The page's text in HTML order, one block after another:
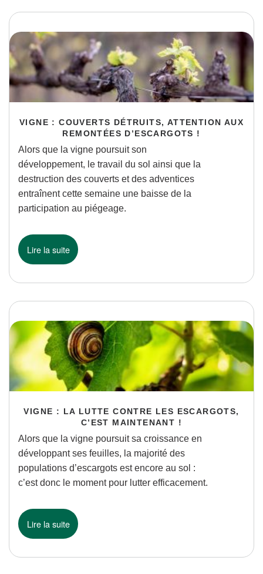
VIGNE : COUVERTS DÉTRUITS, ATTENTION AUX
REMONTÉES D’ESCARGOTS !
Alors que la vigne poursuit son
développement, le travail du sol ainsi que la
destruction des couverts et des adventices
entraînent cette semaine une baisse de la
participation au piégeage.
Lire la suite
VIGNE : LA LUTTE CONTRE LES ESCARGOTS,
C’EST MAINTENANT !
Alors que la vigne poursuit sa croissance en
développant ses feuilles, la majorité des
populations d’escargots est encore au sol :
c’est donc le moment pour lutter efficacement.
Lire la suite